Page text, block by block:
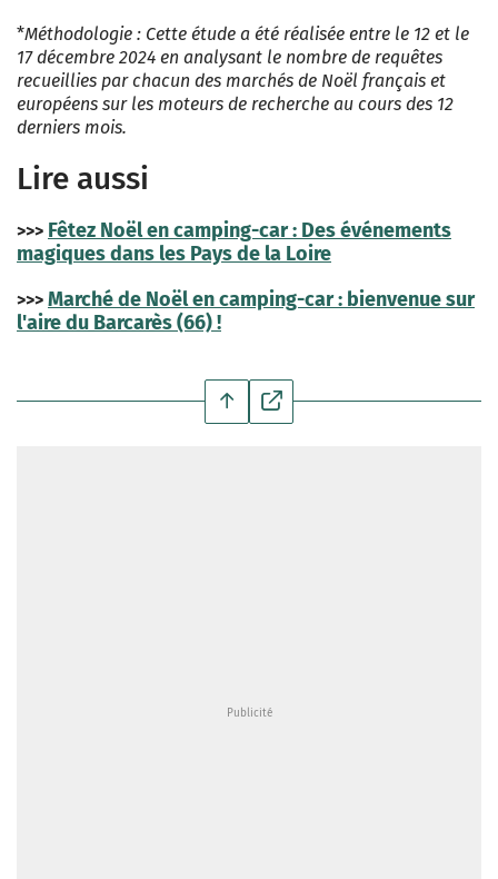
*Méthodologie : Cette étude a été réalisée entre le 12 et le
17 décembre 2024 en analysant le nombre de requêtes
recueillies par chacun des marchés de Noël français et
européens sur les moteurs de recherche au cours des 12
derniers mois.
Lire aussi
>>> Fêtez Noël en camping-car : Des événements
magiques dans les Pays de la Loire
>>> Marché de Noël en camping-car : bienvenue sur
l'aire du Barcarès (66) !